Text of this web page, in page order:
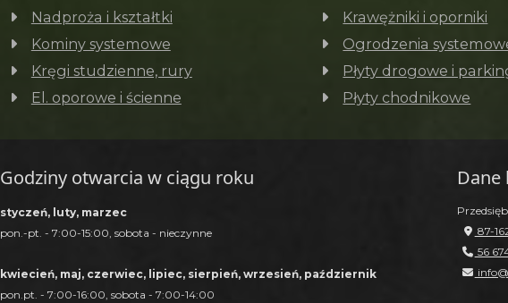
Nadproża i kształtki
Kominy systemowe
Kręgi studzienne, rury
El. oporowe i ścienne
Krawężniki i oporniki
Ogrodzenia
Płyty drogowe i
Płyty chodnikowe
Godziny otwarcia w ciągu roku
styczeń, luty, marzec
pon.-pt. - 7:00-15:00, sobota - nieczynne
kwiecień, maj, czerwiec, lipiec, sierpień, wrzesień, październik
pon.pt. - 7:00-16:00, sobota - 7:00-14:00
87-
56